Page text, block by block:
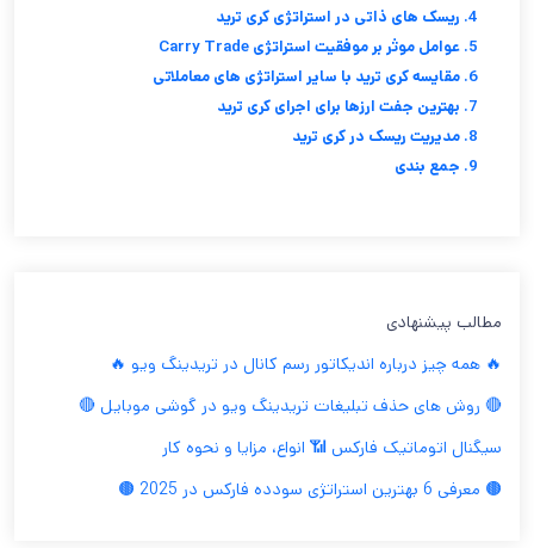
4. ریسک های ذاتی در استراتژی کری ترید
5. عوامل موثر بر موفقیت استراتژی Carry Trade
6. مقایسه کری ترید با سایر استراتژی های معاملاتی
7. بهترین جفت ارزها برای اجرای کری ترید
8. مدیریت ریسک در کری ترید
9. جمع بندی
مطالب پیشنهادی
🔥 همه چیز درباره اندیکاتور رسم کانال در تریدینگ ویو 🔥
🔴 روش های حذف تبلیغات تریدینگ ویو در گوشی موبایل 🔴
سیگنال اتوماتیک فارکس 📶 انواع، مزایا و نحوه کار
🟤 معرفی 6 بهترین استراتژی سودده فارکس در 2025 🟤